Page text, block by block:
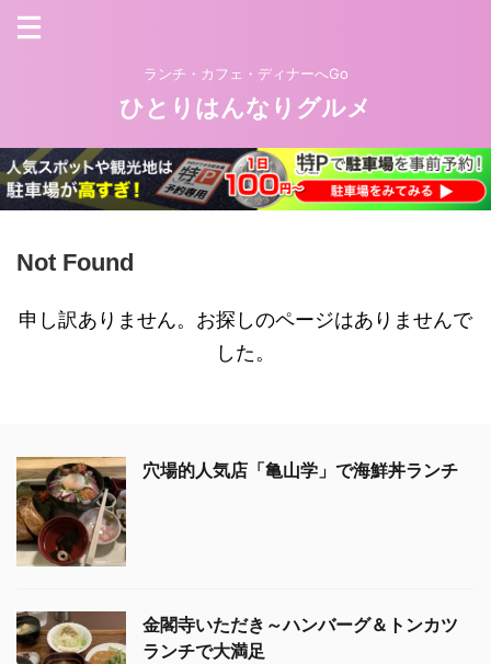
ランチ・カフェ・ディナーへGo
ひとりはんなりグルメ
Not Found
申し訳ありません。お探しのページはありませんで
した。
穴場的人気店「亀山学」で海鮮丼ランチ
金閣寺いただき～ハンバーグ＆トンカツ
ランチで大満足